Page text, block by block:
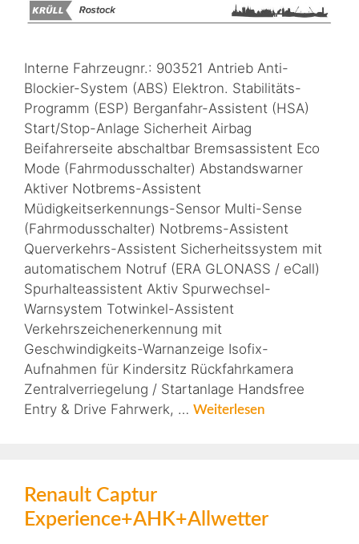
Interne Fahrzeugnr.: 903521 Antrieb Anti-
Blockier-System (ABS) Elektron. Stabilitäts-
Programm (ESP) Berganfahr-Assistent (HSA)
Start/Stop-Anlage Sicherheit Airbag
Beifahrerseite abschaltbar Bremsassistent Eco
Mode (Fahrmodusschalter) Abstandswarner
Aktiver Notbrems-Assistent
Müdigkeitserkennungs-Sensor Multi-Sense
(Fahrmodusschalter) Notbrems-Assistent
Querverkehrs-Assistent Sicherheitssystem mit
automatischem Notruf (ERA GLONASS / eCall)
Spurhalteassistent Aktiv Spurwechsel-
Warnsystem Totwinkel-Assistent
Verkehrszeichenerkennung mit
Geschwindigkeits-Warnanzeige Isofix-
Aufnahmen für Kindersitz Rückfahrkamera
Zentralverriegelung / Startanlage Handsfree
Entry & Drive Fahrwerk, … Weiterlesen
Renault Captur
Experience+AHK+Allwetter